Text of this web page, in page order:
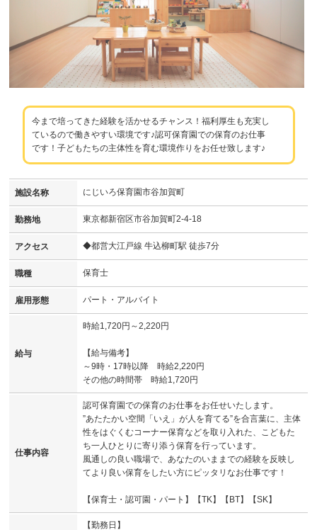
今まで培ってきた経験を活かせるチャンス！福利厚生も充実し
ているので働きやすい環境です♪認可保育園での保育のお仕事
です！子どもたちの主体性を育む環境作りをお任せ致します♪
施設名称 にじいろ保育園市谷加賀町
勤務地 東京都新宿区市谷加賀町2-4-18
アクセス ◆都営大江戸線 牛込柳町駅 徒歩7分
職種 保育士
雇用形態 パート・アルバイト
給与
時給1,720円～2,220円
【給与備考】
～9時・17時以降 時給2,220円
その他の時間帯 時給1,720円
仕事内容
認可保育園での保育のお仕事をお任せいたします。
”あたたかい空間「いえ」が人を育てる”を合言葉に、主体
性をはぐくむコーナー保育などを取り入れた、こどもた
ち一人ひとりに寄り添う保育を行っています。
風通しの良い職場で、あなたのいままでの経験を反映し
てより良い保育をしたい方にピッタリなお仕事です！
【保育士・認可園・パート】【TK】【BT】【SK】
【勤務日】